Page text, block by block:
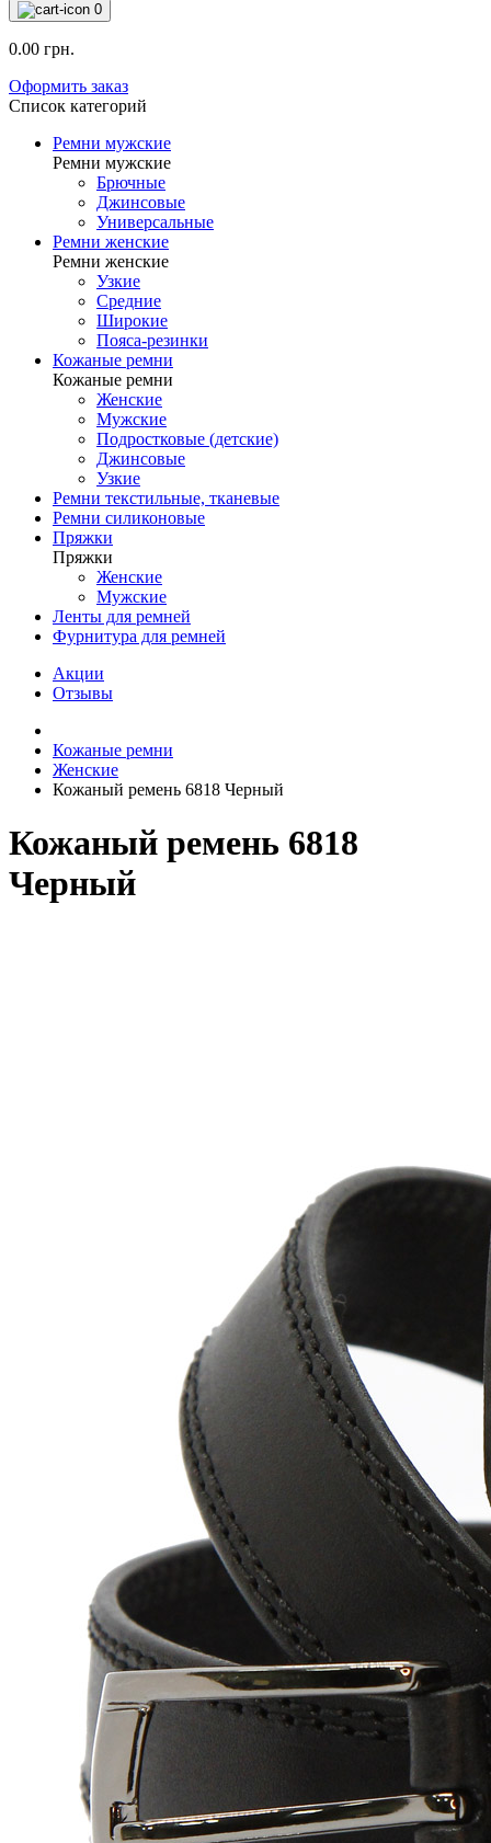
0
0.00 грн.
Оформить заказ
Список категорий
Ремни мужские
Ремни мужские
Брючные
Джинсовые
Универсальные
Ремни женские
Ремни женские
Узкие
Средние
Широкие
Пояса-резинки
Кожаные ремни
Кожаные ремни
Женские
Мужские
Подростковые (детские)
Джинсовые
Узкие
Ремни текстильные, тканевые
Ремни силиконовые
Пряжки
Пряжки
Женские
Мужские
Ленты для ремней
Фурнитура для ремней
Акции
Отзывы
Кожаные ремни
Женские
Кожаный ремень 6818 Черный
Кожаный ремень 6818
Черный